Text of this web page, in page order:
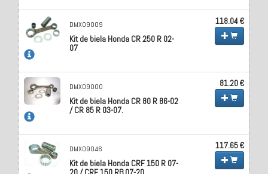
DMX09009
Kit de biela Honda CR 250 R 02-
07
118.04 €
DMX09000
Kit de biela Honda CR 80 R 86-02
/ CR 85 R 03-07.
81.20 €
DMX09046
Kit de biela Honda CRF 150 R 07-
117.65 €